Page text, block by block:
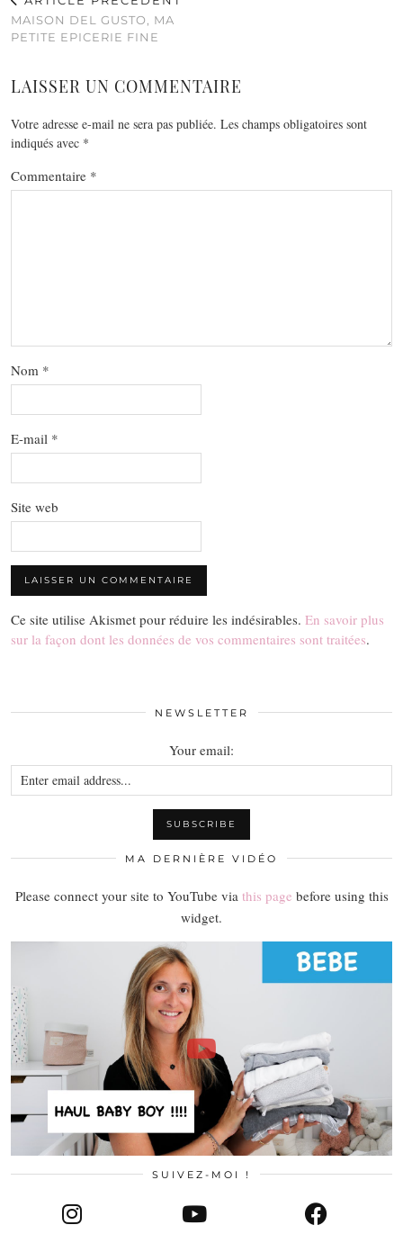
MAISON DEL GUSTO, MA
PETITE EPICERIE FINE
LAISSER UN COMMENTAIRE
Votre adresse e-mail ne sera pas publiée. Les champs obligatoires sont
indiqués avec *
Commentaire *
Nom *
E-mail *
Site web
Ce site utilise Akismet pour réduire les indésirables. En savoir plus
sur la façon dont les données de vos commentaires sont traitées.
NEWSLETTER
Your email:
MA DERNIÈRE VIDÉO
Please connect your site to YouTube via this page before using this
widget.
SUIVEZ-MOI !